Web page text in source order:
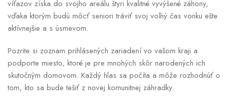
víťazov získa do svojho areálu štyri kvalitné vyvýšené záhony,
vďaka ktorým budú môcť seniori tráviť svoj voľný čas vonku ešte
aktívnejšie a s úsmevom.
Pozrite si zoznam prihlásených zariadení vo vašom kraji a
podporte miesto, ktoré je pre mnohých skôr narodených ich
skutočným domovom. Každý hlas sa počíta a môže rozhodnúť o
tom, kto sa bude tešiť z novej komunitnej záhradky.